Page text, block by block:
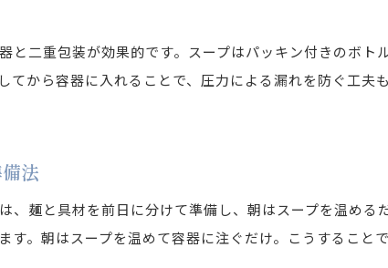
と二重包装が効果的です。スープはパッキン付きのボ
てから容器に入れることで、圧力による漏れを防ぐ工夫
法
、麺と具材を前日に分けて準備し、朝はスープを温め
す。朝はスープを温めて容器に注ぐだけ。こうすること